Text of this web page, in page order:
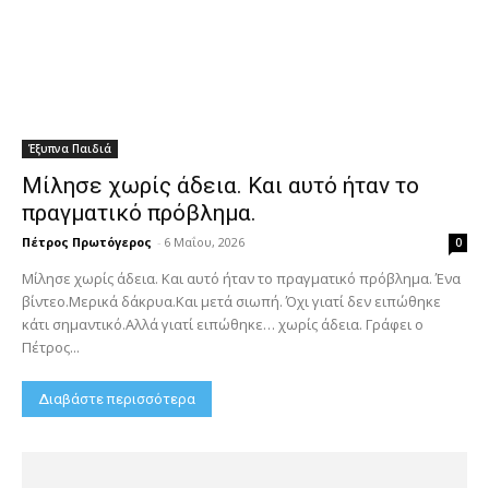
Έξυπνα Παιδιά
Μίλησε χωρίς άδεια. Και αυτό ήταν το
πραγματικό πρόβλημα.
Πέτρος Πρωτόγερος - 6 Μαΐου, 2026 0
Μίλησε χωρίς άδεια. Και αυτό ήταν το πραγματικό πρόβλημα. Ένα
βίντεο.Μερικά δάκρυα.Και μετά σιωπή. Όχι γιατί δεν ειπώθηκε
κάτι σημαντικό.Αλλά γιατί ειπώθηκε… χωρίς άδεια. Γράφει ο
Πέτρος...
Διαβάστε περισσότερα